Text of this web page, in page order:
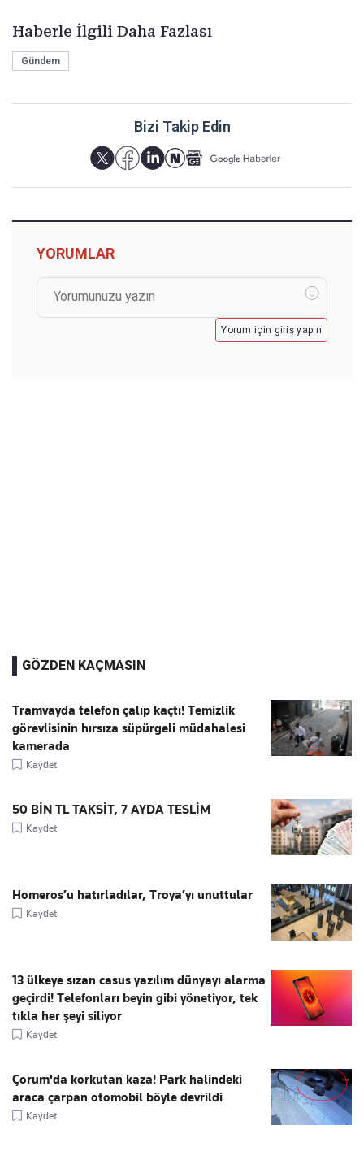
Haberle İlgili Daha Fazlası
Gündem
Bizi Takip Edin
YORUMLAR
Yorum için giriş yapın
GÖZDEN KAÇMASIN
Tramvayda telefon çalıp kaçtı! Temizlik
görevlisinin hırsıza süpürgeli müdahalesi
kamerada
Kaydet
50 BİN TL TAKSİT, 7 AYDA TESLİM
Kaydet
Homeros’u hatırladılar, Troya’yı unuttular
Kaydet
13 ülkeye sızan casus yazılım dünyayı alarma
geçirdi! Telefonları beyin gibi yönetiyor, tek
tıkla her şeyi siliyor
Kaydet
Çorum'da korkutan kaza! Park halindeki
araca çarpan otomobil böyle devrildi
Kaydet